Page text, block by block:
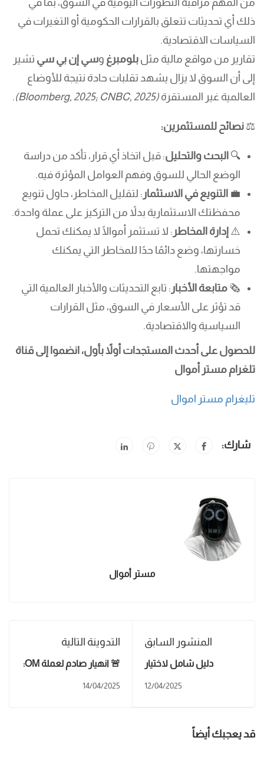
من المهم مراقبة التطورات اليومية في السوق، بما في
ذلك أي تحديثات تتعلق بالقرارات الحكومية أو التغيرات في
السياسات الاقتصادية.
تقارير من مواقع مالية مثل بلومبرغ وسي إن بي سي تشير
إلى أن السوق لا يزال يشهد تقلبات حادة نتيجة للأوضاع
العالمية غير المستقرة (Bloomberg, 2025; CNBC, 2025)
.
⚖️ نصائح للمستثمرين:
🔍 البحث والتحليل: قبل اتخاذ أي قرار، تأكد من دراسة
الوضع الحالي للسوق وفهم العوامل المؤثرة فيه.
💼 التنويع في الاستثمار : لتقليل المخاطر، حاول تنويع
محفظتك الاستثمارية بدلاً من التركيز على عملة واحدة.
⚠️ إدارة المخاطر : لا تستثمر أموالًا لا يمكنك تحمل
خسارتها، وضع دائمًا حدًا للمخاطر التي يمكنك
مواجهتها.
🗞️ متابعة الأخبار : تابع التحديثات والأخبار العالمية التي
قد تؤثر على الأسعار في السوق، مثل القرارات
السياسية والاقتصادية.
للحصول على أحدث المستجدات أولاً بأول، انضموا إلى قناة
تلغرام مستر أموال
تليغرام مستر اموال
شارك:
مستر أموال
المنشور السابق
دليل شامل لاختيار
المناسبة لك
12/04/2025
التدوينة التالية
🚨 انهيار صادم لعملة OM:
في ساعات!​
14/04/2025
قد يعجبك أيضاً